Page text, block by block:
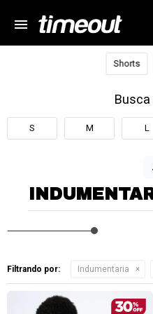
menu
Shorts
S M L
Filtrando por: Indumentaria